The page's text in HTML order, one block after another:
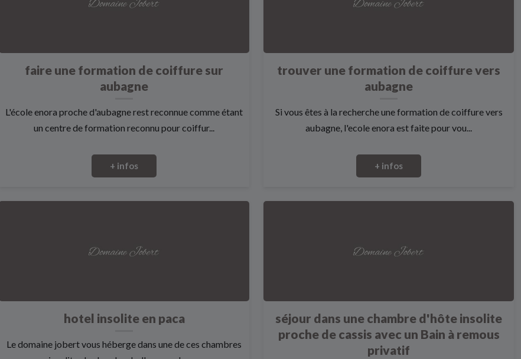
faire une formation de coiffure sur
aubagne
L'école enora proche d'aubagne rest reconnue comme étant
un centre de formation reconnu pour coiffur...
+ infos
trouver une formation de coiffure vers
aubagne
Si vous êtes à la recherche une formation de coiffure vers
aubagne, l'ecole enora est faite pour vou...
+ infos
hotel insolite en paca
Le domaine jobert vous héberge dans une de ces chambres
séjour dans une chambre d'hôte insolite
proche de cassis avec un Bain à remous
privatif